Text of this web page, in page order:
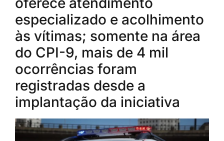
especializado e acolhimento
às vítimas; somente na área
do CPI-9, mais de 4 mil
ocorrências foram
registradas desde a
implantação da iniciativa